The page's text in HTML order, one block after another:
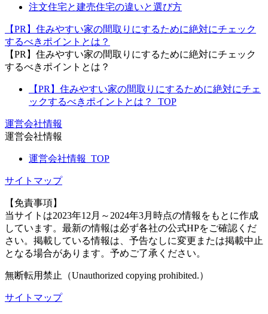
注文住宅と建売住宅の違いと選び方
【PR】住みやすい家の間取りにするために絶対にチェック
するべきポイントとは？
【PR】住みやすい家の間取りにするために絶対にチェック
するべきポイントとは？
【PR】住みやすい家の間取りにするために絶対にチェ
ックするべきポイントとは？_TOP
運営会社情報
運営会社情報
運営会社情報_TOP
サイトマップ
【免責事項】
当サイトは2023年12月～2024年3月時点の情報をもとに作成
しています。最新の情報は必ず各社の公式HPをご確認くだ
さい。掲載している情報は、予告なしに変更または掲載中止
となる場合があります。予めご了承ください。
無断転用禁止（Unauthorized copying prohibited.）
サイトマップ